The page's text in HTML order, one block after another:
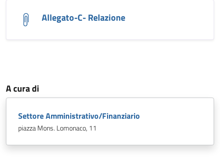
Allegato-C- Relazione
A cura di
Settore Amministrativo/Finanziario
piazza Mons. Lomonaco, 11